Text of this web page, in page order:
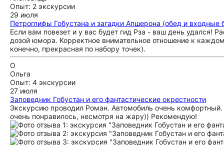
Опыт: 2 экскурсии
29 июля
Петроглифы Гобустана и загадки Апшерона (обед и
Если вам повезет и у вас будет гид Рза - ваш день удался!
дозой юмора. Корректное внимательное отношение к
конечно, прекрасная по набору точек).
О
Ольга
Опыт: 4 экскурсии
27 июля
Заповедник Гобустан и его фантастические окрестности
Экскурсию проводил Роман. Автомобиль очень
очень понравилось, несмотря на жару)) Рекомендую!